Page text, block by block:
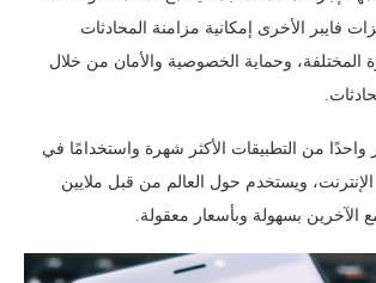
فايبر الأخرى إمكانية مزامنة المحادثات
المختلفة، وحماية الخصوصية والأمان من خلال
واحدًا من التطبيقات الأكثر شهرة واستخدامًا في
ويستخدم حول العالم من قبل ملايين
الآخرين بسهولة وبأسعار معقولة.